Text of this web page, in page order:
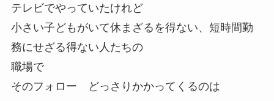
テレビでやっていたけれど
小さい子どもがいて休まざるを得ない、短時間勤
務にせざる得ない人たちの
職場で
そのフォロー どっさりかかってくるのは